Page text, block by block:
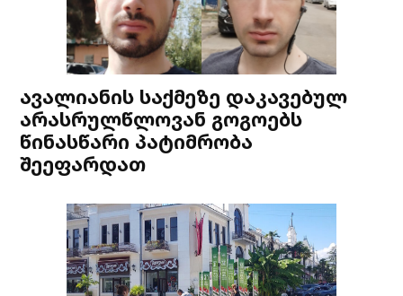
ავალიანის საქმეზე დაკავებულ
არასრულწლოვან გოგოებს
წინასწარი პატიმრობა
შეეფარდათ